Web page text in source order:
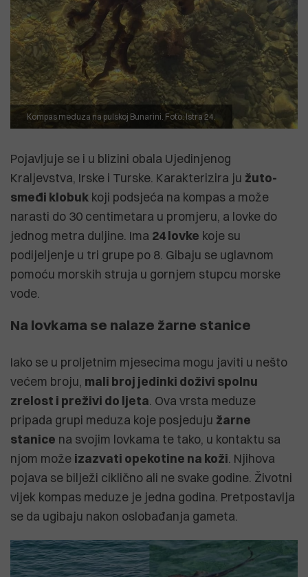
Kompas meduza na pulskoj Bunarini. Foto: Istra 24.
Pojavljuje se i u blizini obala Ujedinjenog
Kraljevstva, Irske i Turske. Karakterizira ju žuto-
smeđi klobuk koji podsjeća na kompas a može
narasti do 30 centimetara u promjeru, a lovke do
jednog metra duljine. Ima 24 lovke koje su
podijeljenje u tri grupe po 8. Gibaju se uglavnom
pomoću morskih struja u gornjem stupcu morske
vode.
Na lovkama se nalaze žarne stanice
Iako se u proljetnim mjesecima mogu javiti u nešto
većem broju, mali broj jedinki doživi spolnu
zrelost i preživi do ljeta. Ova vrsta meduze
pripada grupi meduza koje posjeduju žarne
stanice na svojim lovkama te tako, u kontaktu sa
njom može izazvati opekotine na koži. Njihova
pojava se bilježi ciklično ali ne svake godine. Životni
vijek kompas meduze je jedna godina. Pretpostavlja
se da ugibaju nakon oslobađanja gameta.